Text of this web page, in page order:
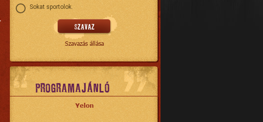
Sokat sportolok.
Szavazás állása
PROGRAMAJÁNLÓ
Yelon